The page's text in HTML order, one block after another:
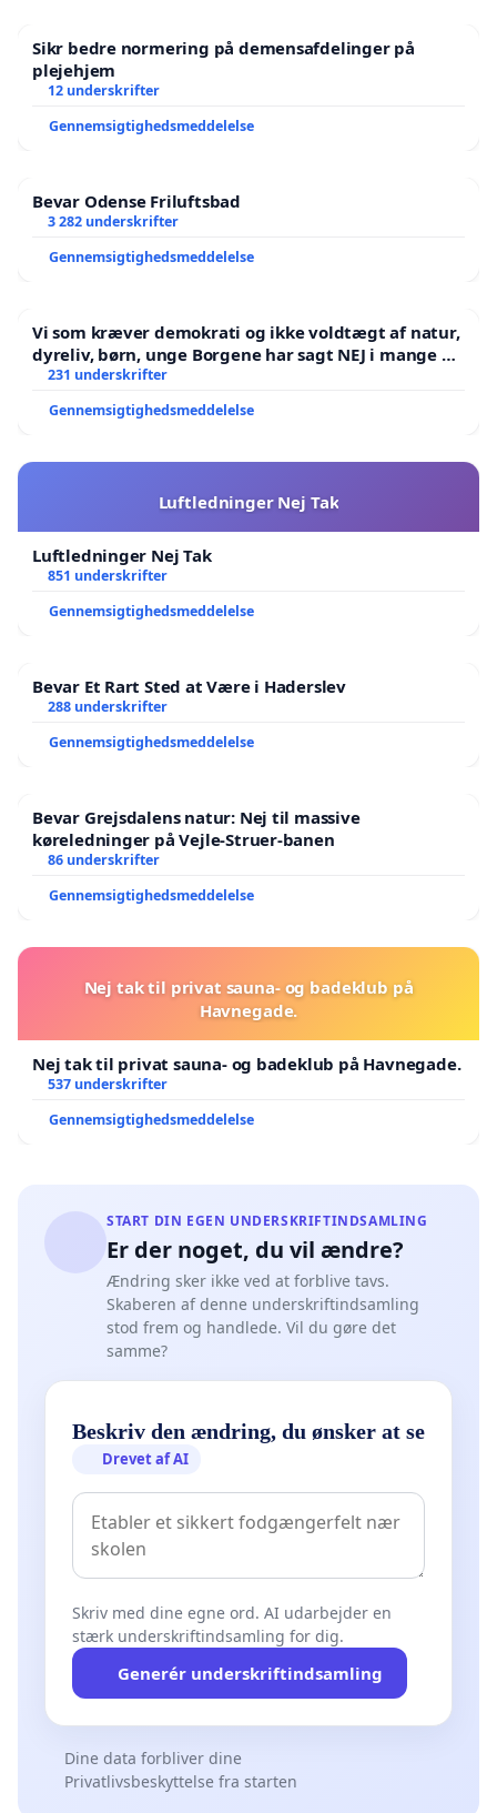
Sikr bedre normering på demensafdelinger på
plejehjem
12 underskrifter
Gennemsigtighedsmeddelelse
Bevar Odense Friluftsbad
3 282 underskrifter
Gennemsigtighedsmeddelelse
Vi som kræver demokrati og ikke voldtægt af natur,
dyreliv, børn, unge Borgene har sagt NEJ i mange år.
Der er
231 underskrifter
Gennemsigtighedsmeddelelse
Luftledninger Nej Tak
Luftledninger Nej Tak
851 underskrifter
Gennemsigtighedsmeddelelse
Bevar Et Rart Sted at Være i Haderslev
288 underskrifter
Gennemsigtighedsmeddelelse
Bevar Grejsdalens natur: Nej til massive
køreledninger på Vejle-Struer-banen
86 underskrifter
Gennemsigtighedsmeddelelse
Nej tak til privat sauna- og badeklub på
Havnegade.
Nej tak til privat sauna- og badeklub på Havnegade.
537 underskrifter
Gennemsigtighedsmeddelelse
START DIN EGEN UNDERSKRIFTINDSAMLING
Er der noget, du vil ændre?
Ændring sker ikke ved at forblive tavs.
Skaberen af denne underskriftindsamling
stod frem og handlede. Vil du gøre det
samme?
Beskriv den ændring, du ønsker at se
Drevet af AI
Skriv med dine egne ord. AI udarbejder en
stærk underskriftindsamling for dig.
Generér underskriftindsamling
Dine data forbliver dine
Privatlivsbeskyttelse fra starten